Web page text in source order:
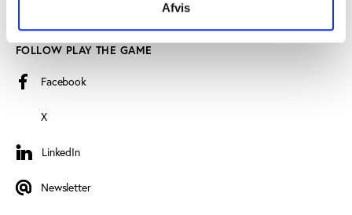
Afvis
FOLLOW PLAY THE GAME
Facebook
X
LinkedIn
LinkedIn
Newsletter
Newsletter